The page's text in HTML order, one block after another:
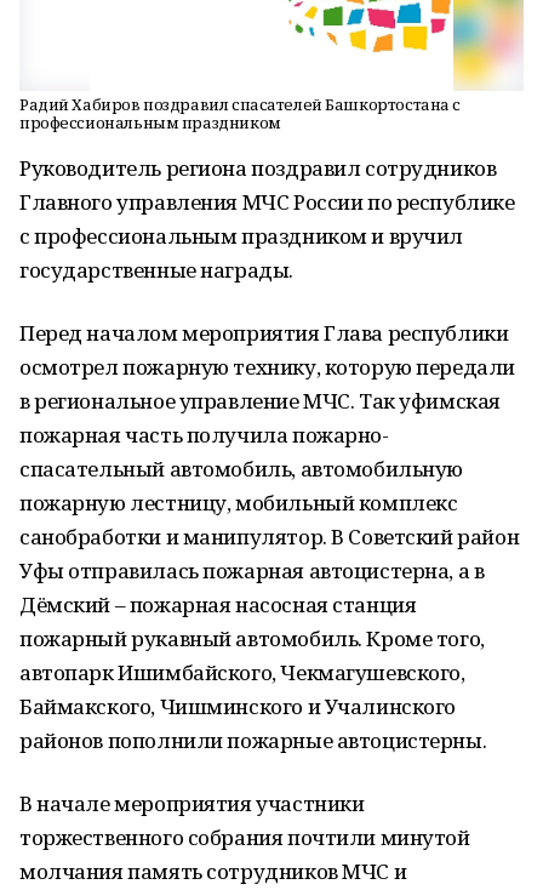
Радий Хабиров поздравил спасателей Башкортостана с
профессиональным праздником
Руководитель региона поздравил сотрудников
Главного управления МЧС России по республике
с профессиональным праздником и вручил
государственные награды.
Перед началом мероприятия Глава республики
осмотрел пожарную технику, которую передали
в региональное управление МЧС. Так уфимская
пожарная часть получила пожарно-
спасательный автомобиль, автомобильную
пожарную лестницу, мобильный комплекс
санобработки и манипулятор. В Советский район
Уфы отправилась пожарная автоцистерна, а в
Дёмский – пожарная насосная станция
пожарный рукавный автомобиль. Кроме того,
автопарк Ишимбайского, Чекмагушевского,
Баймакского, Чишминского и Учалинского
районов пополнили пожарные автоцистерны.
В начале мероприятия участники
торжественного собрания почтили минутой
молчания память сотрудников МЧС и